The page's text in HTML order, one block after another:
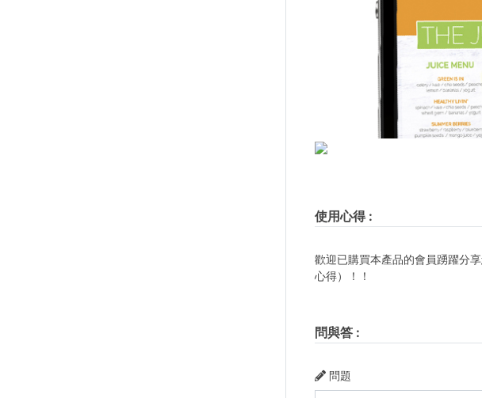
使用心得:
歡迎已購買本產品的會員踴躍分
心得）！！
問與答:
問題